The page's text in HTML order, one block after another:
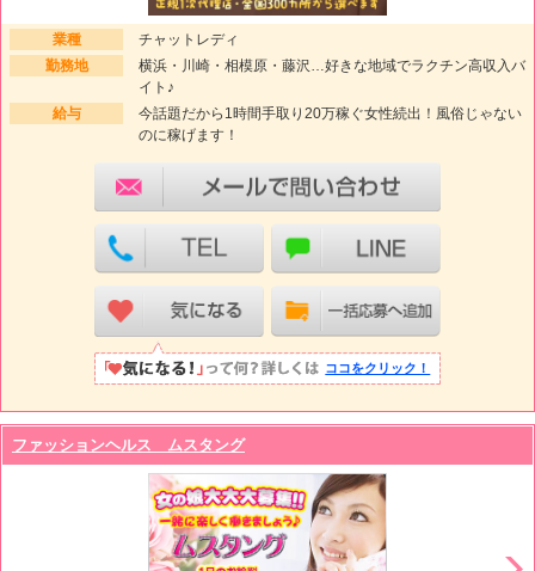
業種
チャットレディ
勤務地
横浜・川崎・相模原・藤沢…好きな地域でラクチン高収入バ
イト♪
給与
今話題だから1時間手取り20万稼ぐ女性続出！風俗じゃない
のに稼げます！
ココをクリック！
ファッションヘルス ムスタング